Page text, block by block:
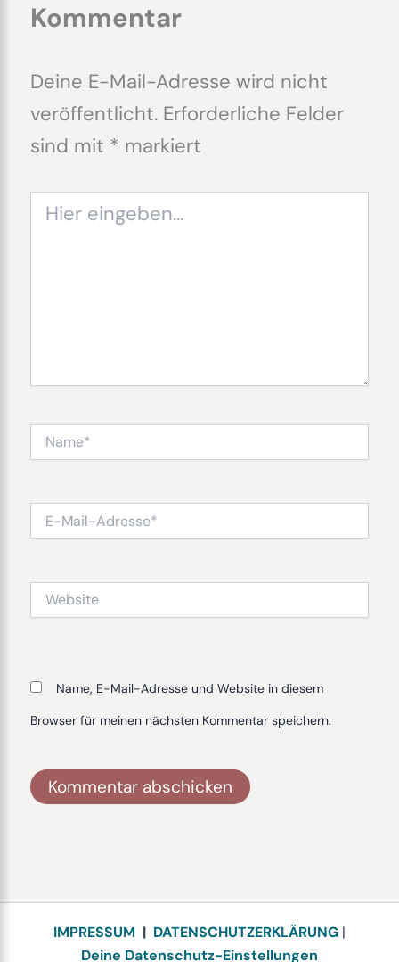
Kommentar
Deine E-Mail-Adresse wird nicht
veröffentlicht. Erforderliche Felder
sind mit * markiert
eingeben…
Mail-
Website
Name, E-Mail-Adresse und Website in diesem
Browser für meinen nächsten Kommentar speichern.
IMPRESSUM | DATENSCHUTZERKLÄRUNG |
Deine Datenschutz-Einstellungen